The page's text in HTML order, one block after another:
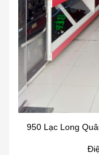
950 Lạc Long